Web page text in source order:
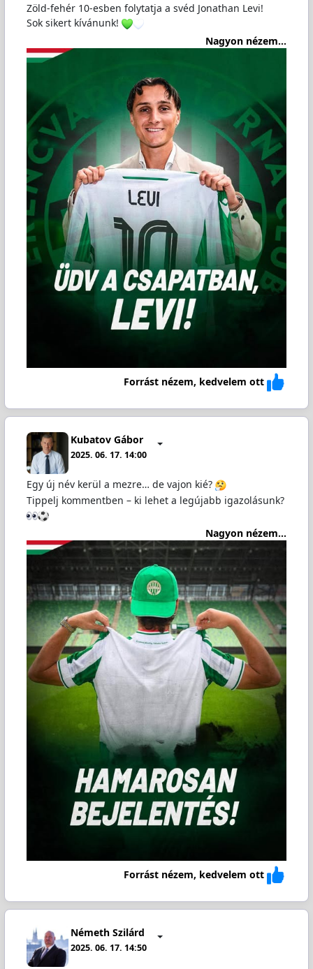
Zöld-fehér 10-esben folytatja a svéd Jonathan Levi!
Sok sikert kívánunk!
Nagyon nézem...
Forrást nézem, kedvelem ott
Kubatov Gábor
2025. 06. 17. 14:00
Egy új név kerül a mezre… de vajon kié?
Tippelj kommentben – ki lehet a legújabb igazolásunk?
Nagyon nézem...
Forrást nézem, kedvelem ott
Németh Szilárd
2025. 06. 17. 14:50